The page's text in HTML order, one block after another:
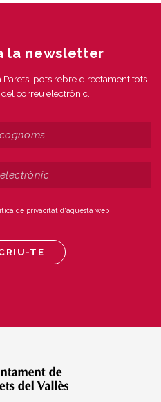
la newsletter
pots rebre directament tots
correu electrònic.
de privacitat d'aquesta web